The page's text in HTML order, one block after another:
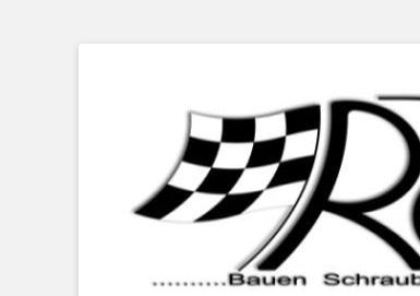
RC LeMans
...bauen schauben chillen grillen racen losen